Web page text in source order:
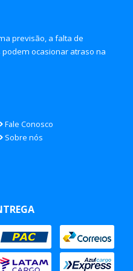
previsão, a falta de
ocasionar atraso na
Fale Conosco
Sobre nós